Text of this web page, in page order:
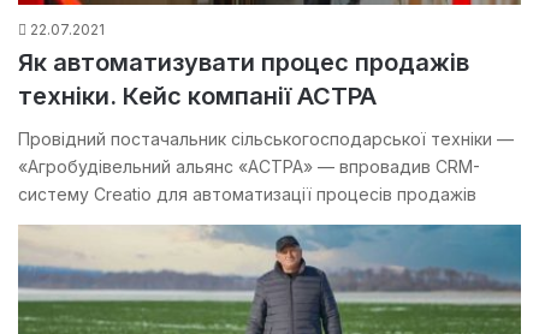
22.07.2021
Як автоматизувати процес продажів
техніки. Кейс компанії АСТРА
Провідний постачальник сільськогосподарської техніки —
«Агробудівельний альянс «АСТРА» — впровадив CRM-
систему Creatio для автоматизації процесів продажів